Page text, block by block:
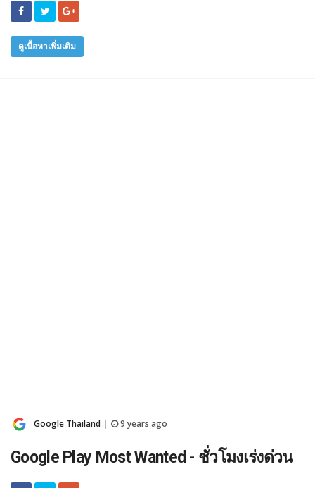
ดูเนื้อหาเพิ่มเติม
Google Thailand 9 years ago
Google Play Most Wanted - ชั่วโมงเร่งด่วน